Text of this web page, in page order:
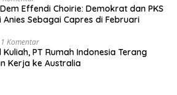
Effendi Choirie: Demokrat dan PKS
Sebagai Capres di Februari
1 Komentar
PT Rumah Indonesia Terang
Kerja ke Australia